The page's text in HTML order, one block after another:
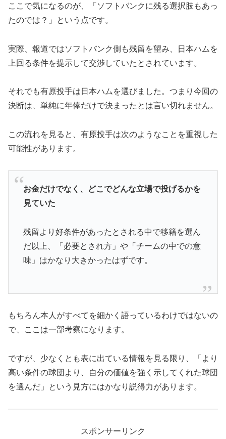
ここで気になるのが、「ソフトバンクに残る選択肢もあっ
たのでは？」という点です。
実際、報道ではソフトバンク側も残留を望み、日本ハムを
上回る条件を提示して交渉していたとされています。
それでも有原投手は日本ハムを選びました。つまり今回の
決断は、単純に年俸だけで決まったとは言い切れません。
この流れを見ると、有原投手は次のようなことを重視した
可能性があります。
お金だけでなく、どこでどんな立場で投げるかを
見ていた
残留より好条件があったとされる中で移籍を選ん
だ以上、「必要とされ方」や「チームの中での意
味」はかなり大きかったはずです。
もちろん本人がすべてを細かく語っているわけではないの
で、ここは一部考察になります。
ですが、少なくとも表に出ている情報を見る限り、「より
高い条件の球団より、自分の価値を強く示してくれた球団
を選んだ」という見方にはかなり説得力があります。
スポンサーリンク